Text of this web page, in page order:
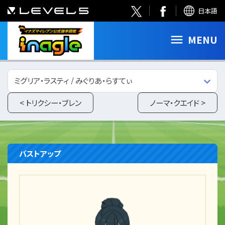
日本語
MENU
< トリクシー・ブレン
ミグリア・ラスティ / みぐりあ・らすてぃ
ノーマ・クエイド >
バストアップ